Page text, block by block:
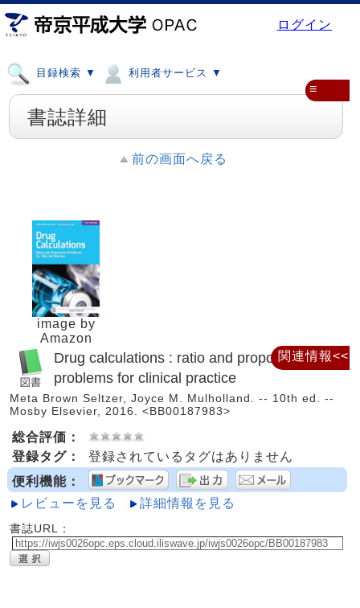
ログイン
目録検索 ▼ 利用者サービス ▼
≡
書誌詳細
前の画面へ戻る
image by
Amazon
Drug calculations : ratio and proportion
problems for clinical practice
Meta Brown Seltzer, Joyce M. Mulholland. -- 10th ed. --
Mosby Elsevier, 2016. <BB00187983>
総合評価：
登録タグ：
登録されているタグはありません
便利機能：
レビューを見る
詳細情報を見る
書誌URL：
関連情報<<